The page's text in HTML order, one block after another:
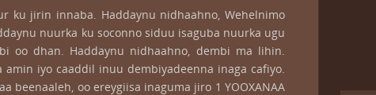
ku jirin innaba. Haddaynu nidhaahno, Wehelnimo
nuurka ku soconno siduu isaguba nuurka ugu
oo dhan. Haddaynu nidhaahno, dembi ma lihin.
iyo caaddil inuu dembiyadeenna inaga cafiyo.
oo ereygiisa inaguma jiro 1 YOOXANAA